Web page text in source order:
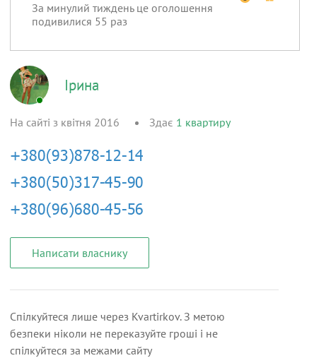
За минулий тиждень це оголошення
подивилися 55 раз
Ірина
На сайті з квітня 2016 Здає 1 квартиру
Написати власнику
Спілкуйтеся лише через Kvartirkov. З метою
безпеки ніколи не переказуйте гроші і не
спілкуйтеся за межами сайту